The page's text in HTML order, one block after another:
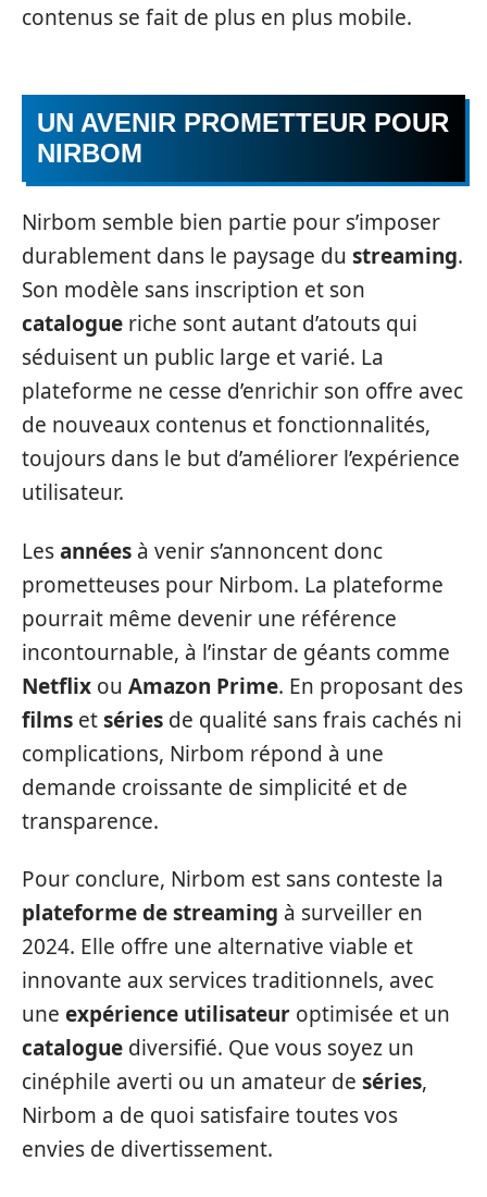
contenus se fait de plus en plus mobile.
UN AVENIR PROMETTEUR POUR
NIRBOM
Nirbom semble bien partie pour s’imposer
durablement dans le paysage du streaming.
Son modèle sans inscription et son
catalogue riche sont autant d’atouts qui
séduisent un public large et varié. La
plateforme ne cesse d’enrichir son offre avec
de nouveaux contenus et fonctionnalités,
toujours dans le but d’améliorer l’expérience
utilisateur.
Lesannées à venir s’annoncent donc
prometteuses pour Nirbom. La plateforme
pourrait même devenir une référence
incontournable, à l’instar de géants comme
Netflix ou Amazon Prime. En proposant des
films etséries de qualité sans frais cachés ni
complications, Nirbom répond à une
demande croissante de simplicité et de
transparence.
Pour conclure, Nirbom est sans conteste la
plateforme de streaming à surveiller en
2024. Elle offre une alternative viable et
innovante aux services traditionnels, avec
une expérience utilisateur optimisée et un
catalogue diversifié. Que vous soyez un
cinéphile averti ou un amateur de séries,
Nirbom a de quoi satisfaire toutes vos
envies de divertissement.